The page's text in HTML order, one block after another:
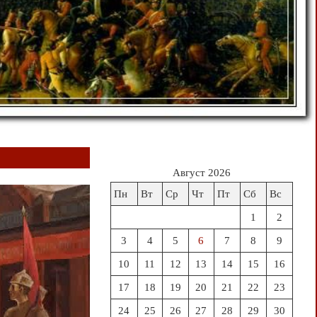
Август 2026
Пн
Вт Ср Чт Пт Сб Вс
1 2
3 4 5 6 7 8 9
10 11 12 13 14 15 16
17 18 19 20 21 22 23
24 25 26 27 28 29 30